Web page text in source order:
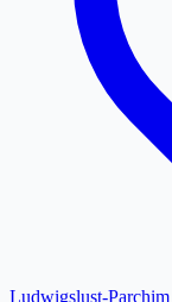
Ludwigslust-Parchim